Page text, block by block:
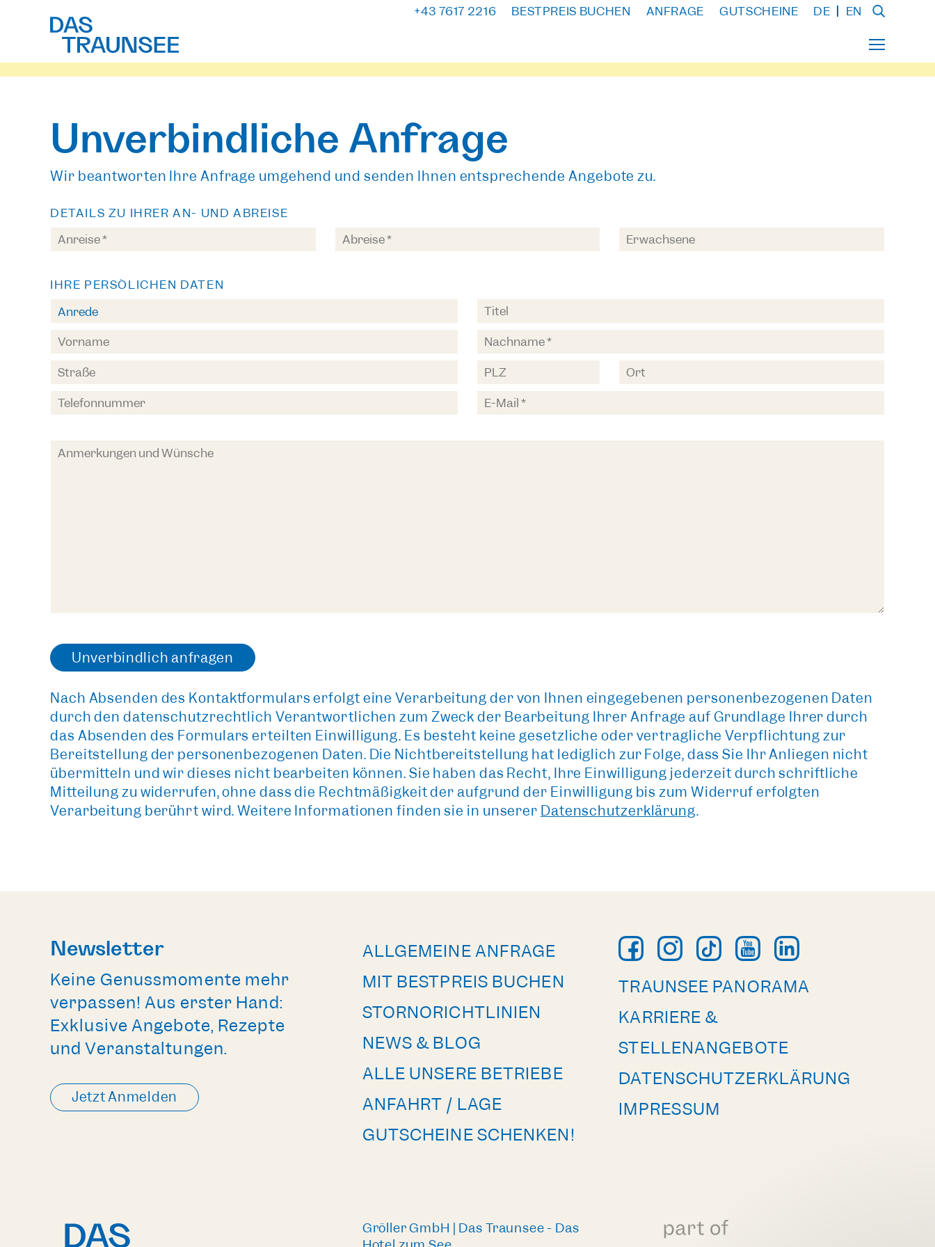
+43 7617 2216 BESTPREIS BUCHEN ANFRAGE GUTSCHEINE DE EN
Unverbindliche Anfrage
Wir beantworten Ihre Anfrage umgehend und senden Ihnen entsprechende Angebote zu.
DETAILS ZU IHRER AN- UND ABREISE
IHRE PERSÖLICHEN DATEN
Unverbindlich anfragen
Nach Absenden des Kontaktformulars erfolgt eine Verarbeitung der von Ihnen eingegebenen personenbezogenen Daten
durch den datenschutzrechtlich Verantwortlichen zum Zweck der Bearbeitung Ihrer Anfrage auf Grundlage Ihrer durch
das Absenden des Formulars erteilten Einwilligung. Es besteht keine gesetzliche oder vertragliche Verpflichtung zur
Bereitstellung der personenbezogenen Daten. Die Nichtbereitstellung hat lediglich zur Folge, dass Sie Ihr Anliegen nicht
übermitteln und wir dieses nicht bearbeiten können. Sie haben das Recht, Ihre Einwilligung jederzeit durch schriftliche
Mitteilung zu widerrufen, ohne dass die Rechtmäßigkeit der aufgrund der Einwilligung bis zum Widerruf erfolgten
Verarbeitung berührt wird. Weitere Informationen finden sie in unserer Datenschutzerklärung.
Newsletter
Keine Genussmomente mehr
verpassen! Aus erster Hand:
Exklusive Angebote, Rezepte
und Veranstaltungen.
Jetzt Anmelden
ALLGEMEINE ANFRAGE
MIT BESTPREIS BUCHEN
STORNORICHTLINIEN
NEWS & BLOG
ALLE UNSERE BETRIEBE
ANFAHRT / LAGE
GUTSCHEINE SCHENKEN!
TRAUNSEE PANORAMA
KARRIERE &
STELLENANGEBOTE
DATENSCHUTZERKLÄRUNG
IMPRESSUM
Gröller GmbH | Das Traunsee - Das